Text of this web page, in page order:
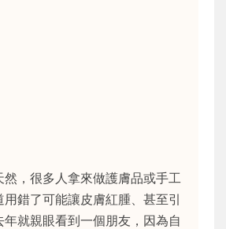
然，很多人拿來做護膚品或手工
錯了可能讓皮膚紅腫、甚至引
就親眼看到一個朋友，因為自